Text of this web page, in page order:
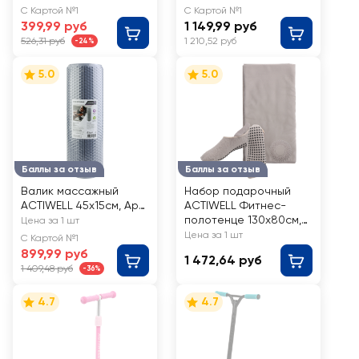
сталь, Арт. 109612
С Картой №1
399,99 руб
526,31 руб -24%
С Картой №1
1 149,99 руб
1 210,52 руб
Баллы за отзыв
5.0
Валик массажный
ACTIWELL 45x15см, Арт.
MU-FT60
Цена за 1 шт
С Картой №1
899,99 руб
1 409,48 руб -36%
Баллы за отзыв
5.0
Набор подарочный
ACTIWELL Фитнес-
полотенце 130х80см,
массажный мяч
d=6,5см и носки р. 36–
40, Арт. MUSET033110
Цена за 1 шт
1 472,64 руб
4.7 4.7